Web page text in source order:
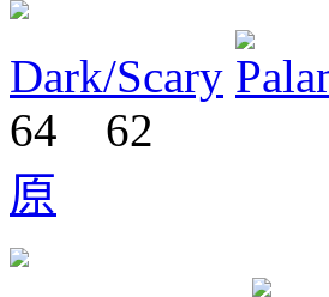
Dark/Scary
64
62
原